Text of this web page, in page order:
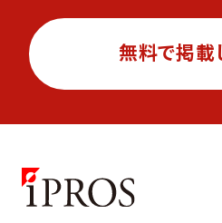
無料で掲載